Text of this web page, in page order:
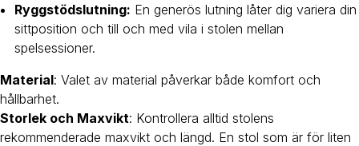
Ryggstödslutning: En generös lutning låter dig variera din
sittposition och till och med vila i stolen mellan
spelsessioner.
Material: Valet av material påverkar både komfort och
hållbarhet.
Storlek och Maxvikt: Kontrollera alltid stolens
rekommenderade maxvikt och längd. En stol som är för liten